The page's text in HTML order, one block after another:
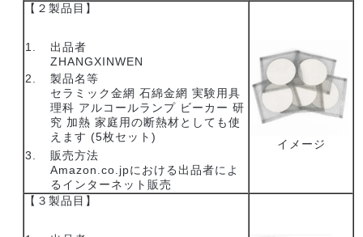
【２製品目】
出品者
ZHANGXINWEN
製品名等
セラミック金網 石綿金網 実験用具
理科 アルコールランプ ビーカー 研
究 加熱 家庭用の断熱材としても使
えます (5枚セット)
販売方法
Amazon.co.jpにおける出品者によ
るインターネット販売
イメージ
【３製品目】